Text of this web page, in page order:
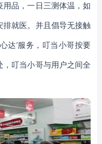
品，一日三测体温，如
就医。并且倡导无接触
达’服务，叮当小哥按要
叮当小哥与用户之间全